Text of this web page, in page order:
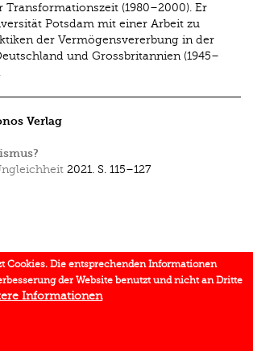
Transformationszeit (1980–2000). Er
Potsdam mit einer Arbeit zu
der Vermögensvererbung in der
und Grossbritannien (1945–
Verlag
2021. S. 115–127
Cookies. Die entsprechenden Informationen
der Website benutzt und nicht an Dritte
Informationen